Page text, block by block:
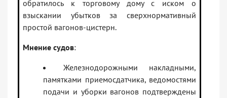
обратилось к торговому дому с иском о
взыскании убытков за сверхнормативный
простой вагонов-цистерн.
Мнение судов:
Железнодорожными накладными,
памятками приемосдатчика, ведомостями
подачи и уборки вагонов подтверждены